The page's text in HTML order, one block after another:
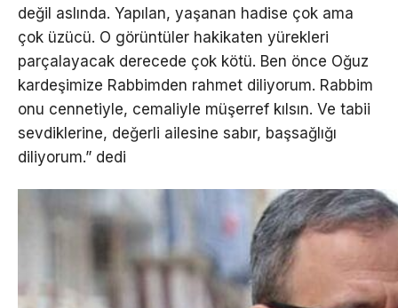
değil aslında. Yapılan, yaşanan hadise çok ama
çok üzücü. O görüntüler hakikaten yürekleri
parçalayacak derecede çok kötü. Ben önce Oğuz
kardeşimize Rabbimden rahmet diliyorum. Rabbim
onu cennetiyle, cemaliyle müşerref kılsın. Ve tabii
sevdiklerine, değerli ailesine sabır, başsağlığı
diliyorum.” dedi